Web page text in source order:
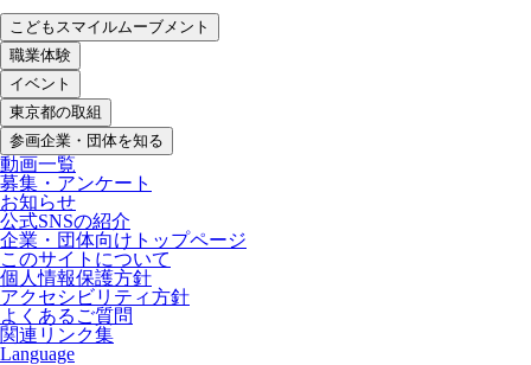
こどもスマイルムーブメント
職業体験
イベント
東京都の取組
参画企業・団体を知る
動画一覧
募集・アンケート
お知らせ
公式SNSの紹介
企業・団体向けトップページ
このサイトについて
個人情報保護方針
アクセシビリティ方針
よくあるご質問
関連リンク集
Language